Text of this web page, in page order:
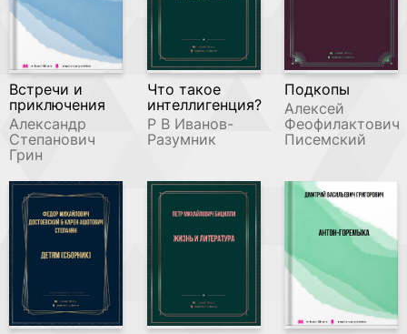
Встречи и
приключения
Александр
Степанович
Грин
Что такое
интеллигенция?
Р В Иванов-
Разумник
Подкопы
Алексей
Феофилактович
Писемский